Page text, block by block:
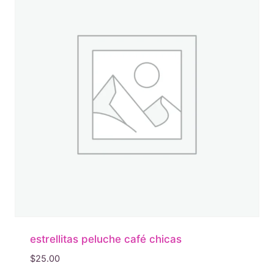
estrellitas peluche café chicas
$25.00